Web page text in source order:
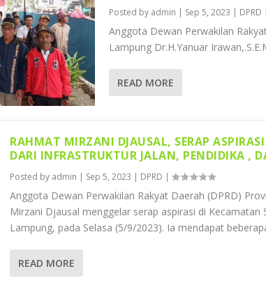
Posted by admin | Sep 5, 2023 | DPRD
Anggota Dewan Perwakilan
Lampung Dr.H.Yanuar
READ MORE
RAHMAT MIRZANI DJAUSAL, SERAP
DARI INFRASTRUKTUR JALAN, PENDIDIKA ,
Posted by admin | Sep 5, 2023 | DPRD |
Anggota Dewan Perwakilan Rakyat Daerah (DPRD)
Mirzani Djausal menggelar serap aspirasi di Kecamatan
Lampung, pada Selasa (5/9/2023). Ia mendapat
READ MORE